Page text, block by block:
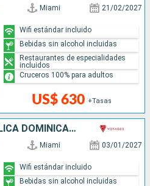
Miami 21/02/2027
US$ 630 +Tasas
Wifi estándar incluido
Bebidas sin alcohol incluidas
Restaurantes de especialidades
incluidos
Cruceros 100% para adultos
PUERTO RICO, REPÚBLICA DOMINICANA, BAHAMAS, ESTADOS UNIDOS
Miami 03/01/2027
Wifi estándar incluido
Bebidas sin alcohol incluidas